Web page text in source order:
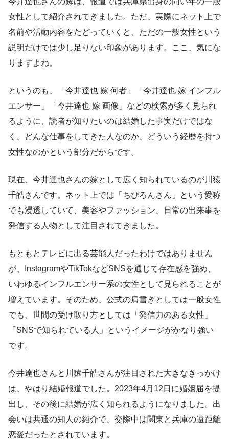
女性として紹介されてきました。ただ、実際にネット上で
名前や活動内容をたどっていくと、ただの一般女性という
説明だけでは少し足りない印象があります。ここ、気にな
りますよね。
というのも、「今井達也 嫁 何者」「今井達也 嫁 インフル
エンサー」「今井達也 嫁 画像」などの検索が多く見られ
るように、読者が知りたいのは結婚した事実だけではな
く、どんな仕事をしてきた人なのか、どういう経歴を持つ
女性なのかという部分だからです。
現在、今井達也さんの嫁として広く知られているのが川猿
千皓さんです。ネット上では「ちぴろんさん」という愛称
でも浸透していて、美容やファッション、日常の出来事を
発信する人物として注目されてきました。
もともとテレビに出る芸能人だったわけではありません
が、InstagramやTikTokなどSNSを通じて存在感を強め、
いわゆるインフルエンサー系の女性として見られることが
増えています。そのため、公式の肩書きとしては一般女性
でも、世間の受け取り方としては「発信力のある女性」
「SNSで知られている人」というイメージがかなり強い
です。
今井達也さんと川猿千皓さんが注目された大きなきっかけ
は、やはり結婚報道でした。2023年4月12日に婚姻届を提
出し、その後に結婚が広く知られるようになりました。出
会いは共通の知人の紹介で、交際中は関東と兵庫の遠距離
恋愛だったとされています。